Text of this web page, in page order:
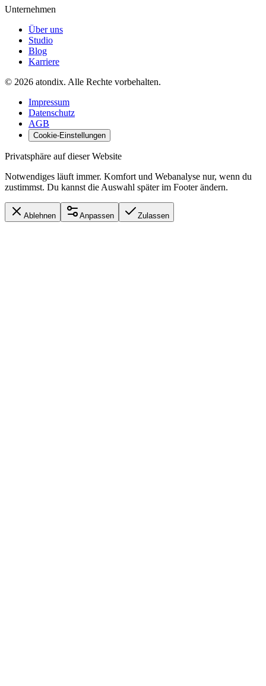
Unternehmen
Über uns
Studio
Blog
Karriere
© 2026 atondix. Alle Rechte vorbehalten.
Impressum
Datenschutz
AGB
Cookie-Einstellungen
Privatsphäre auf dieser Website
Notwendiges läuft immer. Komfort und Webanalyse nur, wenn du
zustimmst. Du kannst die Auswahl später im Footer ändern.
Ablehnen Anpassen Zulassen